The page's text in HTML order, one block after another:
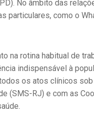
No âmbito das
particulares, como o
na rotina habitual de
indispensável à
os atos clínicos sob
(SMS-RJ) e com as